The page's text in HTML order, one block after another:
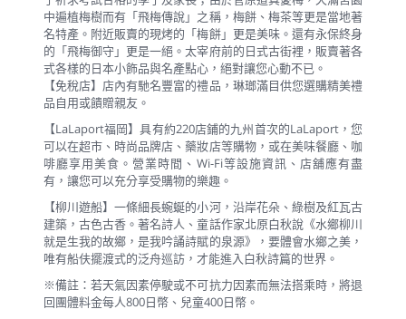
中遍植梅樹而有「飛梅傳說」之稱，梅餅、梅茶等更是當地著
名特產。附近販賣的現烤的「梅餅」更是美味。還有永保終身
的「飛梅御守」更是一絕。太宰府前的日式古街裡，販賣著各
式各樣的日本小飾品與名產點心，絕對讓您心動不已。
【免稅店】店內有馳名豐富的禮品，琳瑯滿目供您選購精美禮
品自用或饋贈親友。
【LaLaport福岡】具有約220店鋪的九州首次的LaLaport，您
可以在超市、時尚品牌店、藥妝店等購物，或在美味餐廳、咖
啡廳享用美食。營業時間、Wi-Fi等設施資訊、店舖應有盡
有，讓您可以充分享受購物的樂趣。
【柳川遊船】一條細長蜿蜒的小河，沿岸花朵、綠樹及紅瓦古
建築，古色古香。著名詩人、童話作家北原白秋說《水鄉柳川
就是生我的故鄉，是我吟誦詩賦的泉源》，要體會水鄉之美，
唯有船伕擺渡式的泛舟巡訪，才能進入白秋詩篇的世界。
※備註：若天氣因素停駛或不可抗力因素而無法搭乘時，將退
回團體料金每人800日幣、兒童400日幣。